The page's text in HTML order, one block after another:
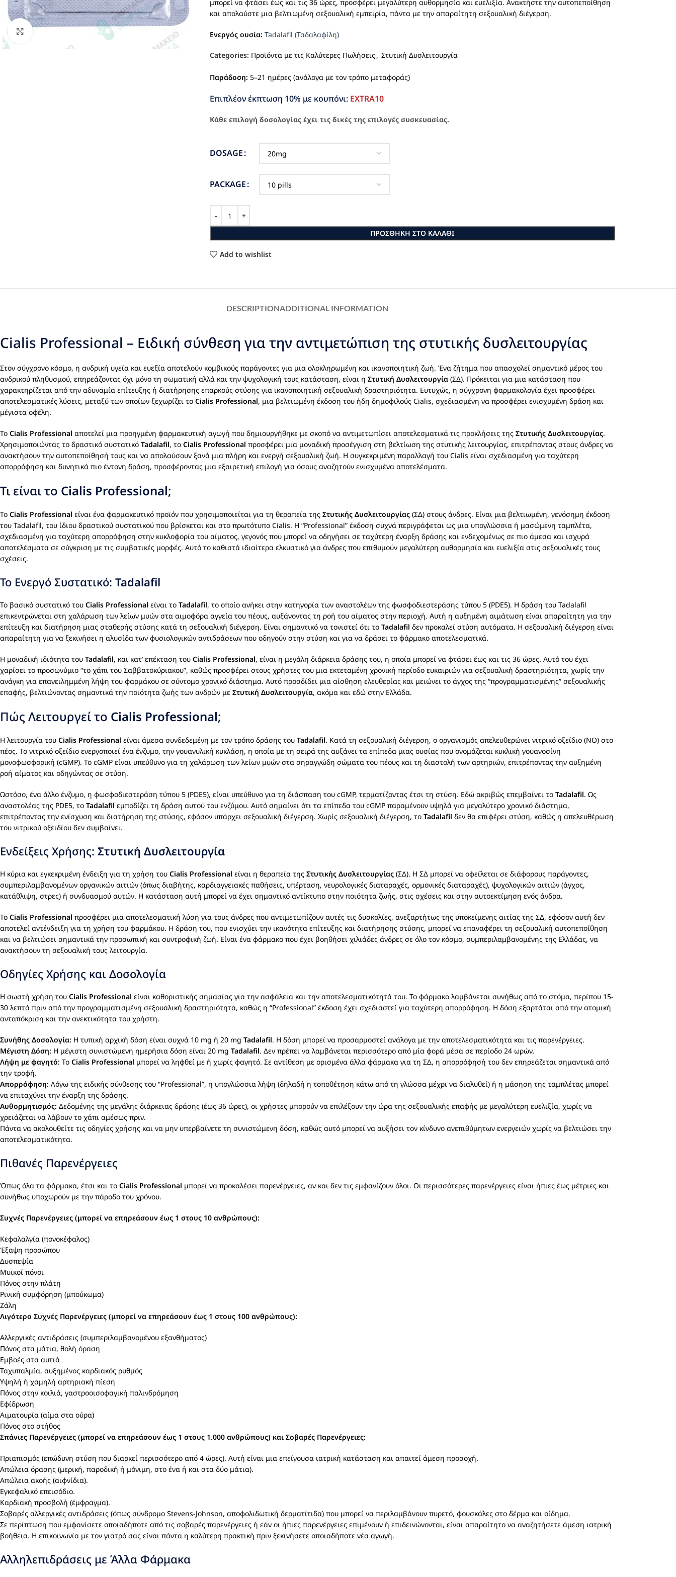
Click to enlarge
μπορεί να φτάσει έως και τις 36 ώρες, προσφέρει μεγαλύτερη αυθορμησία και ευελιξία. Ανακτήστε την αυτοπεποίθηση
και απολαύστε μια βελτιωμένη σεξουαλική εμπειρία, πάντα με την απαραίτητη σεξουαλική διέγερση.
Ενεργός ουσία:Tadalafil (Ταδαλαφίλη)
Categories: Προϊόντα με τις Καλύτερες Πωλήσεις , Στυτική Δυσλειτουργία
Παράδοση: 5–21 ημέρες (ανάλογα με τον τρόπο μεταφοράς)
Επιπλέον έκπτωση 10% με κουπόνι: EXTRA10
Κάθε επιλογή δοσολογίας έχει τις δικές της επιλογές συσκευασίας.
DOSAGE
PACKAGE
ΠΡΟΣΘΉΚΗ ΣΤΟ ΚΑΛΆΘΙ
Add to wishlist
DESCRIPTIONADDITIONAL INFORMATION
Cialis Professional – Ειδική σύνθεση για την αντιμετώπιση της στυτικής δυσλειτουργίας
Στον σύγχρονο κόσμο, η ανδρική υγεία και ευεξία αποτελούν κομβικούς παράγοντες για μια ολοκληρωμένη και ικανοποιητική ζωή. Ένα ζήτημα που απασχολεί σημαντικό μέρος του
ανδρικού πληθυσμού, επηρεάζοντας όχι μόνο τη σωματική αλλά και την ψυχολογική τους κατάσταση, είναι η Στυτική Δυσλειτουργία (ΣΔ). Πρόκειται για μια κατάσταση που
χαρακτηρίζεται από την αδυναμία επίτευξης ή διατήρησης επαρκούς στύσης για ικανοποιητική σεξουαλική δραστηριότητα. Ευτυχώς, η σύγχρονη φαρμακολογία έχει προσφέρει
αποτελεσματικές λύσεις, μεταξύ των οποίων ξεχωρίζει το Cialis Professional, μια βελτιωμένη έκδοση του ήδη δημοφιλούς Cialis, σχεδιασμένη να προσφέρει ενισχυμένη δράση και
μέγιστα οφέλη.
Το Cialis Professional αποτελεί μια προηγμένη φαρμακευτική αγωγή που δημιουργήθηκε με σκοπό να αντιμετωπίσει αποτελεσματικά τις προκλήσεις της Στυτικής Δυσλειτουργίας.
Χρησιμοποιώντας το δραστικό συστατικό Tadalafil, το Cialis Professional προσφέρει μια μοναδική προσέγγιση στη βελτίωση της στυτικής λειτουργίας, επιτρέποντας στους άνδρες να
ανακτήσουν την αυτοπεποίθησή τους και να απολαύσουν ξανά μια πλήρη και ενεργή σεξουαλική ζωή. Η συγκεκριμένη παραλλαγή του Cialis είναι σχεδιασμένη για ταχύτερη
απορρόφηση και δυνητικά πιο έντονη δράση, προσφέροντας μια εξαιρετική επιλογή για όσους αναζητούν ενισχυμένα αποτελέσματα.
Τι είναι το Cialis Professional;
Το Cialis Professional είναι ένα φαρμακευτικό προϊόν που χρησιμοποιείται για τη θεραπεία της Στυτικής Δυσλειτουργίας (ΣΔ) στους άνδρες. Είναι μια βελτιωμένη, γενόσημη έκδοση
του Tadalafil, του ίδιου δραστικού συστατικού που βρίσκεται και στο πρωτότυπο Cialis. Η “Professional” έκδοση συχνά περιγράφεται ως μια υπογλώσσια ή μασώμενη ταμπλέτα,
σχεδιασμένη για ταχύτερη απορρόφηση στην κυκλοφορία του αίματος, γεγονός που μπορεί να οδηγήσει σε ταχύτερη έναρξη δράσης και ενδεχομένως σε πιο άμεσα και ισχυρά
αποτελέσματα σε σύγκριση με τις συμβατικές μορφές. Αυτό το καθιστά ιδιαίτερα ελκυστικό για άνδρες που επιθυμούν μεγαλύτερη αυθορμησία και ευελιξία στις σεξουαλικές τους
σχέσεις.
Το Ενεργό Συστατικό: Tadalafil
Το βασικό συστατικό του Cialis Professional είναι το Tadalafil, το οποίο ανήκει στην κατηγορία των αναστολέων της φωσφοδιεστεράσης τύπου 5 (PDE5). Η δράση του Tadalafil
επικεντρώνεται στη χαλάρωση των λείων μυών στα αιμοφόρα αγγεία του πέους, αυξάνοντας τη ροή του αίματος στην περιοχή. Αυτή η αυξημένη αιμάτωση είναι απαραίτητη για την
επίτευξη και διατήρηση μιας σταθερής στύσης κατά τη σεξουαλική διέγερση. Είναι σημαντικό να τονιστεί ότι το Tadalafil δεν προκαλεί στύση αυτόματα. Η σεξουαλική διέγερση είναι
απαραίτητη για να ξεκινήσει η αλυσίδα των φυσιολογικών αντιδράσεων που οδηγούν στην στύση και για να δράσει το φάρμακο αποτελεσματικά.
Η μοναδική ιδιότητα του Tadalafil, και κατ’ επέκταση του Cialis Professional, είναι η μεγάλη διάρκεια δράσης του, η οποία μπορεί να φτάσει έως και τις 36 ώρες. Αυτό του έχει
χαρίσει το προσωνύμιο “το χάπι του Σαββατοκύριακου”, καθώς προσφέρει στους χρήστες του μια εκτεταμένη χρονική περίοδο ευκαιριών για σεξουαλική δραστηριότητα, χωρίς την
ανάγκη για επανειλημμένη λήψη του φαρμάκου σε σύντομο χρονικό διάστημα. Αυτό προσδίδει μια αίσθηση ελευθερίας και μειώνει το άγχος της “προγραμματισμένης” σεξουαλικής
επαφής, βελτιώνοντας σημαντικά την ποιότητα ζωής των ανδρών με Στυτική Δυσλειτουργία, ακόμα και εδώ στην Ελλάδα.
Πώς Λειτουργεί το Cialis Professional;
Η λειτουργία του Cialis Professional είναι άμεσα συνδεδεμένη με τον τρόπο δράσης του Tadalafil. Κατά τη σεξουαλική διέγερση, ο οργανισμός απελευθερώνει νιτρικό οξείδιο (NO) στο
πέος. Το νιτρικό οξείδιο ενεργοποιεί ένα ένζυμο, την γουανυλική κυκλάση, η οποία με τη σειρά της αυξάνει τα επίπεδα μιας ουσίας που ονομάζεται κυκλική γουανοσίνη
μονοφωσφορική (cGMP). Το cGMP είναι υπεύθυνο για τη χαλάρωση των λείων μυών στα σηραγγώδη σώματα του πέους και τη διαστολή των αρτηριών, επιτρέποντας την αυξημένη
ροή αίματος και οδηγώντας σε στύση.
Ωστόσο, ένα άλλο ένζυμο, η φωσφοδιεστεράση τύπου 5 (PDE5), είναι υπεύθυνο για τη διάσπαση του cGMP, τερματίζοντας έτσι τη στύση. Εδώ ακριβώς επεμβαίνει το Tadalafil. Ως
αναστολέας της PDE5, το Tadalafil εμποδίζει τη δράση αυτού του ενζύμου. Αυτό σημαίνει ότι τα επίπεδα του cGMP παραμένουν υψηλά για μεγαλύτερο χρονικό διάστημα,
επιτρέποντας την ενίσχυση και διατήρηση της στύσης, εφόσον υπάρχει σεξουαλική διέγερση. Χωρίς σεξουαλική διέγερση, το Tadalafil δεν θα επιφέρει στύση, καθώς η απελευθέρωση
του νιτρικού οξειδίου δεν συμβαίνει.
Ενδείξεις Χρήσης: Στυτική Δυσλειτουργία
Η κύρια και εγκεκριμένη ένδειξη για τη χρήση του Cialis Professional είναι η θεραπεία της Στυτικής Δυσλειτουργίας (ΣΔ). Η ΣΔ μπορεί να οφείλεται σε διάφορους παράγοντες,
συμπεριλαμβανομένων οργανικών αιτιών (όπως διαβήτης, καρδιαγγειακές παθήσεις, υπέρταση, νευρολογικές διαταραχές, ορμονικές διαταραχές), ψυχολογικών αιτιών (άγχος,
κατάθλιψη, στρες) ή συνδυασμού αυτών. Η κατάσταση αυτή μπορεί να έχει σημαντικό αντίκτυπο στην ποιότητα ζωής, στις σχέσεις και στην αυτοεκτίμηση ενός άνδρα.
Το Cialis Professional προσφέρει μια αποτελεσματική λύση για τους άνδρες που αντιμετωπίζουν αυτές τις δυσκολίες, ανεξαρτήτως της υποκείμενης αιτίας της ΣΔ, εφόσον αυτή δεν
αποτελεί αντένδειξη για τη χρήση του φαρμάκου. Η δράση του, που ενισχύει την ικανότητα επίτευξης και διατήρησης στύσης, μπορεί να επαναφέρει τη σεξουαλική αυτοπεποίθηση
και να βελτιώσει σημαντικά την προσωπική και συντροφική ζωή. Είναι ένα φάρμακο που έχει βοηθήσει χιλιάδες άνδρες σε όλο τον κόσμο, συμπεριλαμβανομένης της Ελλάδας, να
ανακτήσουν τη σεξουαλική τους λειτουργία.
Οδηγίες Χρήσης και Δοσολογία
Η σωστή χρήση του Cialis Professional είναι καθοριστικής σημασίας για την ασφάλεια και την αποτελεσματικότητά του. Το φάρμακο λαμβάνεται συνήθως από το στόμα, περίπου 15-
30 λεπτά πριν από την προγραμματισμένη σεξουαλική δραστηριότητα, καθώς η “Professional” έκδοση έχει σχεδιαστεί για ταχύτερη απορρόφηση. Η δόση εξαρτάται από την ατομική
ανταπόκριση και την ανεκτικότητα του χρήστη.
Συνήθης Δοσολογία: Η τυπική αρχική δόση είναι συχνά 10 mg ή 20 mg Tadalafil. Η δόση μπορεί να προσαρμοστεί ανάλογα με την αποτελεσματικότητα και τις παρενέργειες.
Μέγιστη Δόση: Η μέγιστη συνιστώμενη ημερήσια δόση είναι 20 mg Tadalafil. Δεν πρέπει να λαμβάνεται περισσότερο από μία φορά μέσα σε περίοδο 24 ωρών.
Λήψη με φαγητό: Το Cialis Professional μπορεί να ληφθεί με ή χωρίς φαγητό. Σε αντίθεση με ορισμένα άλλα φάρμακα για τη ΣΔ, η απορρόφησή του δεν επηρεάζεται σημαντικά από
την τροφή.
Απορρόφηση: Λόγω της ειδικής σύνθεσης του “Professional”, η υπογλώσσια λήψη (δηλαδή η τοποθέτηση κάτω από τη γλώσσα μέχρι να διαλυθεί) ή η μάσηση της ταμπλέτας μπορεί
να επιταχύνει την έναρξη της δράσης.
Αυθορμητισμός: Δεδομένης της μεγάλης διάρκειας δράσης (έως 36 ώρες), οι χρήστες μπορούν να επιλέξουν την ώρα της σεξουαλικής επαφής με μεγαλύτερη ευελιξία, χωρίς να
χρειάζεται να λάβουν το χάπι αμέσως πριν.
Πάντα να ακολουθείτε τις οδηγίες χρήσης και να μην υπερβαίνετε τη συνιστώμενη δόση, καθώς αυτό μπορεί να αυξήσει τον κίνδυνο ανεπιθύμητων ενεργειών χωρίς να βελτιώσει την
αποτελεσματικότητα.
Πιθανές Παρενέργειες
Όπως όλα τα φάρμακα, έτσι και το Cialis Professional μπορεί να προκαλέσει παρενέργειες, αν και δεν τις εμφανίζουν όλοι. Οι περισσότερες παρενέργειες είναι ήπιες έως μέτριες και
συνήθως υποχωρούν με την πάροδο του χρόνου.
Συχνές Παρενέργειες (μπορεί να επηρεάσουν έως 1 στους 10 ανθρώπους):
Κεφαλαλγία (πονοκέφαλος)
Έξαψη προσώπου
Δυσπεψία
Μυϊκοί πόνοι
Πόνος στην πλάτη
Ρινική συμφόρηση (μπούκωμα)
Ζάλη
Λιγότερο Συχνές Παρενέργειες (μπορεί να επηρεάσουν έως 1 στους 100 ανθρώπους):
Αλλεργικές αντιδράσεις (συμπεριλαμβανομένου εξανθήματος)
Πόνος στα μάτια, θολή όραση
Εμβοές στα αυτιά
Ταχυπαλμία, αυξημένος καρδιακός ρυθμός
Υψηλή ή χαμηλή αρτηριακή πίεση
Πόνος στην κοιλιά, γαστροοισοφαγική παλινδρόμηση
Εφίδρωση
Αιματουρία (αίμα στα ούρα)
Πόνος στο στήθος
Σπάνιες Παρενέργειες (μπορεί να επηρεάσουν έως 1 στους 1.000 ανθρώπους) και Σοβαρές Παρενέργειες:
Πριαπισμός (επώδυνη στύση που διαρκεί περισσότερο από 4 ώρες). Αυτή είναι μια επείγουσα ιατρική κατάσταση και απαιτεί άμεση προσοχή.
Απώλεια όρασης (μερική, παροδική ή μόνιμη, στο ένα ή και στα δύο μάτια).
Απώλεια ακοής (αιφνίδια).
Εγκεφαλικό επεισόδιο.
Καρδιακή προσβολή (έμφραγμα).
Σοβαρές αλλεργικές αντιδράσεις (όπως σύνδρομο Stevens-Johnson, αποφολιδωτική δερματίτιδα) που μπορεί να περιλαμβάνουν πυρετό, φουσκάλες στο δέρμα και οίδημα.
Σε περίπτωση που εμφανίσετε οποιαδήποτε από τις σοβαρές παρενέργειες ή εάν οι ήπιες παρενέργειες επιμένουν ή επιδεινώνονται, είναι απαραίτητο να αναζητήσετε άμεση ιατρική
βοήθεια. Η επικοινωνία με τον γιατρό σας είναι πάντα η καλύτερη πρακτική πριν ξεκινήσετε οποιαδήποτε νέα αγωγή.
Αλληλεπιδράσεις με Άλλα Φάρμακα